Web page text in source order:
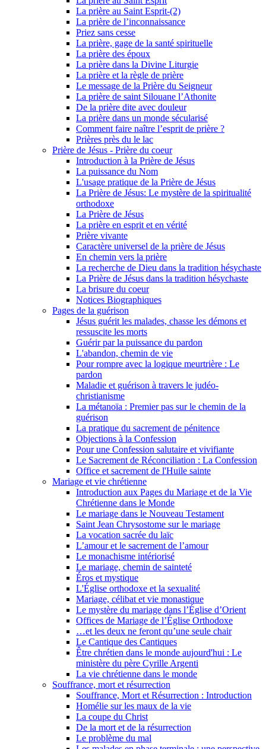
La prière au Saint Esprit-(2)
La prière de l’inconnaissance
Priez sans cesse
La prière, gage de la santé spirituelle
La prière des époux
La prière dans la Divine Liturgie
La prière et la règle de prière
Le message de la Prière du Seigneur
La prière de saint Silouane l’Athonite
De la prière dite avec douleur
La prière dans un monde sécularisé
Comment faire naître l’esprit de prière ?
Prières près du le lac
Prière de Jésus - Prière du coeur
Introduction à la Prière de Jésus
La puissance du Nom
L'usage pratique de la Prière de Jésus
La Prière de Jésus: Le mystère de la spiritualité
orthodoxe
La Prière de Jésus
La prière en esprit et en vérité
Prière vivante
Caractère universel de la prière de Jésus
En chemin vers la prière
La recherche de Dieu dans la tradition hésychaste
La Prière de Jésus dans la tradition hésychaste
La brisure du coeur
Notices Biographiques
Pages de la guérison
Jésus guérit les malades, chasse les démons et
ressuscite les morts
Guérir par la puissance du pardon
L'abandon, chemin de vie
Pour rompre avec la logique meurtrière : Le
pardon
Maladie et guérison à travers le judéo-
christianisme
La métanoïa : Premier pas sur le chemin de la
guérison
La pratique du sacrement de pénitence
Objections à la Confession
Pour une Confession salutaire et vivifiante
Le Sacrement de Réconciliation : La Confession
Office et sacrement de l'Huile sainte
Mariage et vie chrétienne
Introduction aux Pages du Mariage et de la Vie
Chrétienne dans le Monde
Le mariage dans le Nouveau Testament
Saint Jean Chrysostome sur le mariage
La vocation sacrée du laïc
L’amour et le sacrement de l’amour
Le monachisme intériorisé
Le mariage, chemin de sainteté
Éros et mystique
L'Église orthodoxe et la sexualité
Mariage, célibat et vie monastique
Le mystère du mariage dans l’Église d’Orient
Offices de Mariage de l’Église Orthodoxe
…et les deux ne feront qu’une seule chair
Le Cantique des Cantiques
Être chrétien dans le monde aujourd'hui : Le
ministère du père Cyrille Argenti
La vie chrétienne dans le monde
Souffrance, mort et résurrection
Souffrance, Mort et Résurrection : Introduction
Homélie sur les maux de la vie
La coupe du Christ
De la mort et de la résurrection
Le problème du mal